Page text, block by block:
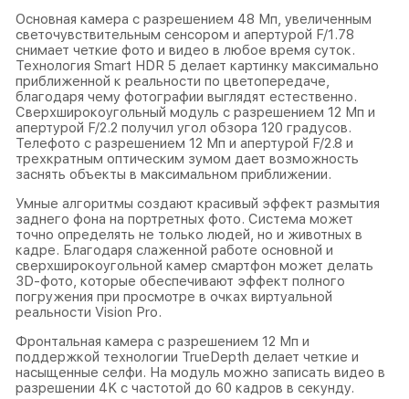
Основная камера с разрешением 48 Мп, увеличенным
светочувствительным сенсором и апертурой F/1.78
снимает четкие фото и видео в любое время суток.
Технология Smart HDR 5 делает картинку максимально
приближенной к реальности по цветопередаче,
благодаря чему фотографии выглядят естественно.
Сверхширокоугольный модуль с разрешением 12 Мп и
апертурой F/2.2 получил угол обзора 120 градусов.
Телефото с разрешением 12 Мп и апертурой F/2.8 и
трехкратным оптическим зумом дает возможность
заснять объекты в максимальном приближении.
Умные алгоритмы создают красивый эффект размытия
заднего фона на портретных фото. Система может
точно определять не только людей, но и животных в
кадре. Благодаря слаженной работе основной и
сверхширокоугольной камер смартфон может делать
3D-фото, которые обеспечивают эффект полного
погружения при просмотре в очках виртуальной
реальности Vision Pro.
Фронтальная камера с разрешением 12 Мп и
поддержкой технологии TrueDepth делает четкие и
насыщенные селфи. На модуль можно записать видео в
разрешении 4K с частотой до 60 кадров в секунду.